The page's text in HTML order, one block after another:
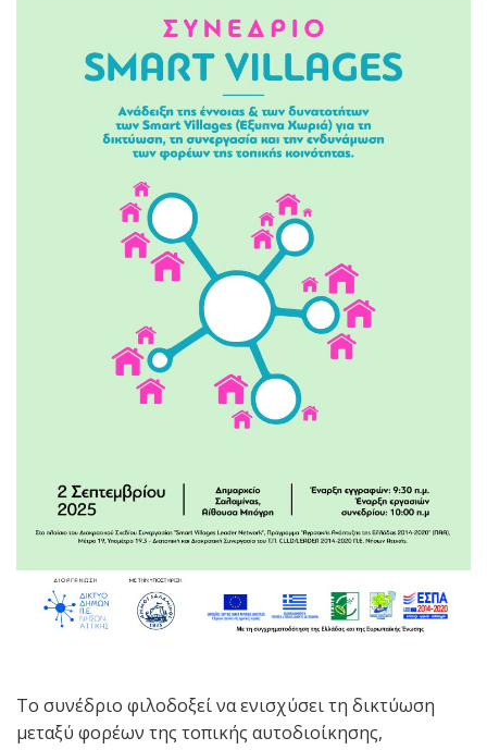
Το συνέδριο φιλοδοξεί να ενισχύσει τη δικτύωση
μεταξύ φορέων της τοπικής αυτοδιοίκησης,